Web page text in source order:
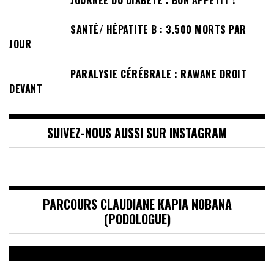
SANTÉ/ HÉPATITE B : 3.500 MORTS PAR
JOUR
PARALYSIE CÉRÉBRALE : RAWANE DROIT
DEVANT
SUIVEZ-NOUS AUSSI SUR INSTAGRAM
PARCOURS CLAUDIANE KAPIA NOBANA
(PODOLOGUE)